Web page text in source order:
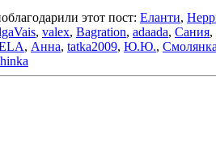
этот пост: Еланти,
, valex, Bagration, adaada, Сания,
, Анна, tatka2009, Ю.Ю.,